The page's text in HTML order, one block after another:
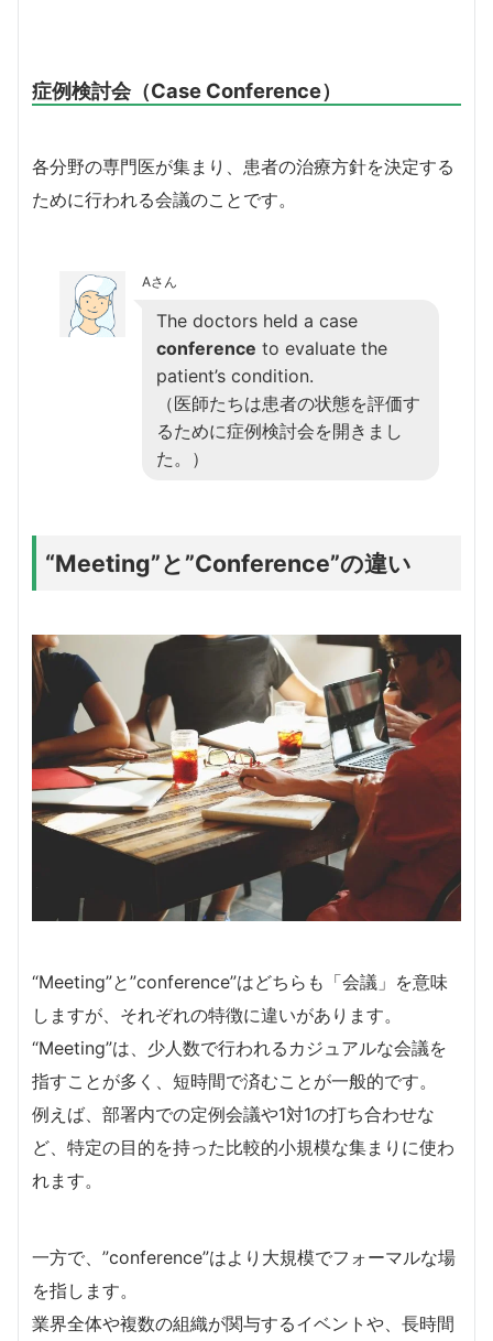
症例検討会（Case Conference）
各分野の専門医が集まり、患者の治療方針を決定する
ために行われる会議のことです。
Aさん
The doctors held a case
conference to evaluate the
patient’s condition.
（医師たちは患者の状態を評価す
るために症例検討会を開きまし
た。）
“Meeting”と”Conference”の違い
“Meeting”と”conference”はどちらも「会議」を意味
しますが、それぞれの特徴に違いがあります。
“Meeting”は、少人数で行われるカジュアルな会議を
指すことが多く、短時間で済むことが一般的です。
例えば、部署内での定例会議や1対1の打ち合わせな
ど、特定の目的を持った比較的小規模な集まりに使わ
れます。
一方で、”conference”はより大規模でフォーマルな場
を指します。
業界全体や複数の組織が関与するイベントや、長時間